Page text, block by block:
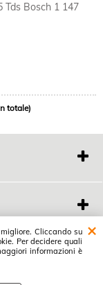
Cliccando su
Per decidere quali
informazioni è
Tds Bosch 1 147
totale)